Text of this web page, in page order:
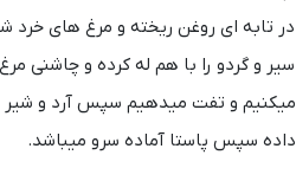
در تابه ای روغن ریخته و مرغ های خرد
سیر و گردو را با هم له کرده وچاشنی
میکنیم و تفت میدهیم سپس آرد و شیر
داده سپس پاستا آماده سرو میباشد.